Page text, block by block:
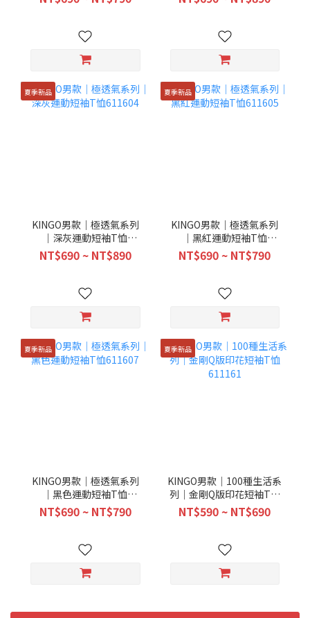
夏季新品
KINGO男款｜極透氣系列
｜深灰運動短袖T恤
611604
NT$690 ~ NT$890
夏季新品
KINGO男款｜極透氣系列
｜黑紅運動短袖T恤
611605
NT$690 ~ NT$790
夏季新品
KINGO男款｜極透氣系列
｜黑色運動短袖T恤
611607
NT$690 ~ NT$790
夏季新品
KINGO男款｜100種生活系
列｜金剛Q版印花短袖T恤
611161
NT$590 ~ NT$690